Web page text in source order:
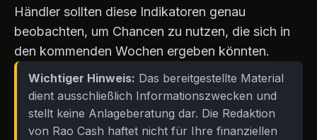
Händler sollten diese Indikatoren genau
beobachten, um Chancen zu nutzen, die sich in
den kommenden Wochen ergeben könnten.
Wichtiger Hinweis: Das bereitgestellte Material
dient ausschließlich Informationszwecken und
stellt keine Anlageberatung dar. Die Redaktion
von Rao Cash haftet nicht für Ihre finanziellen